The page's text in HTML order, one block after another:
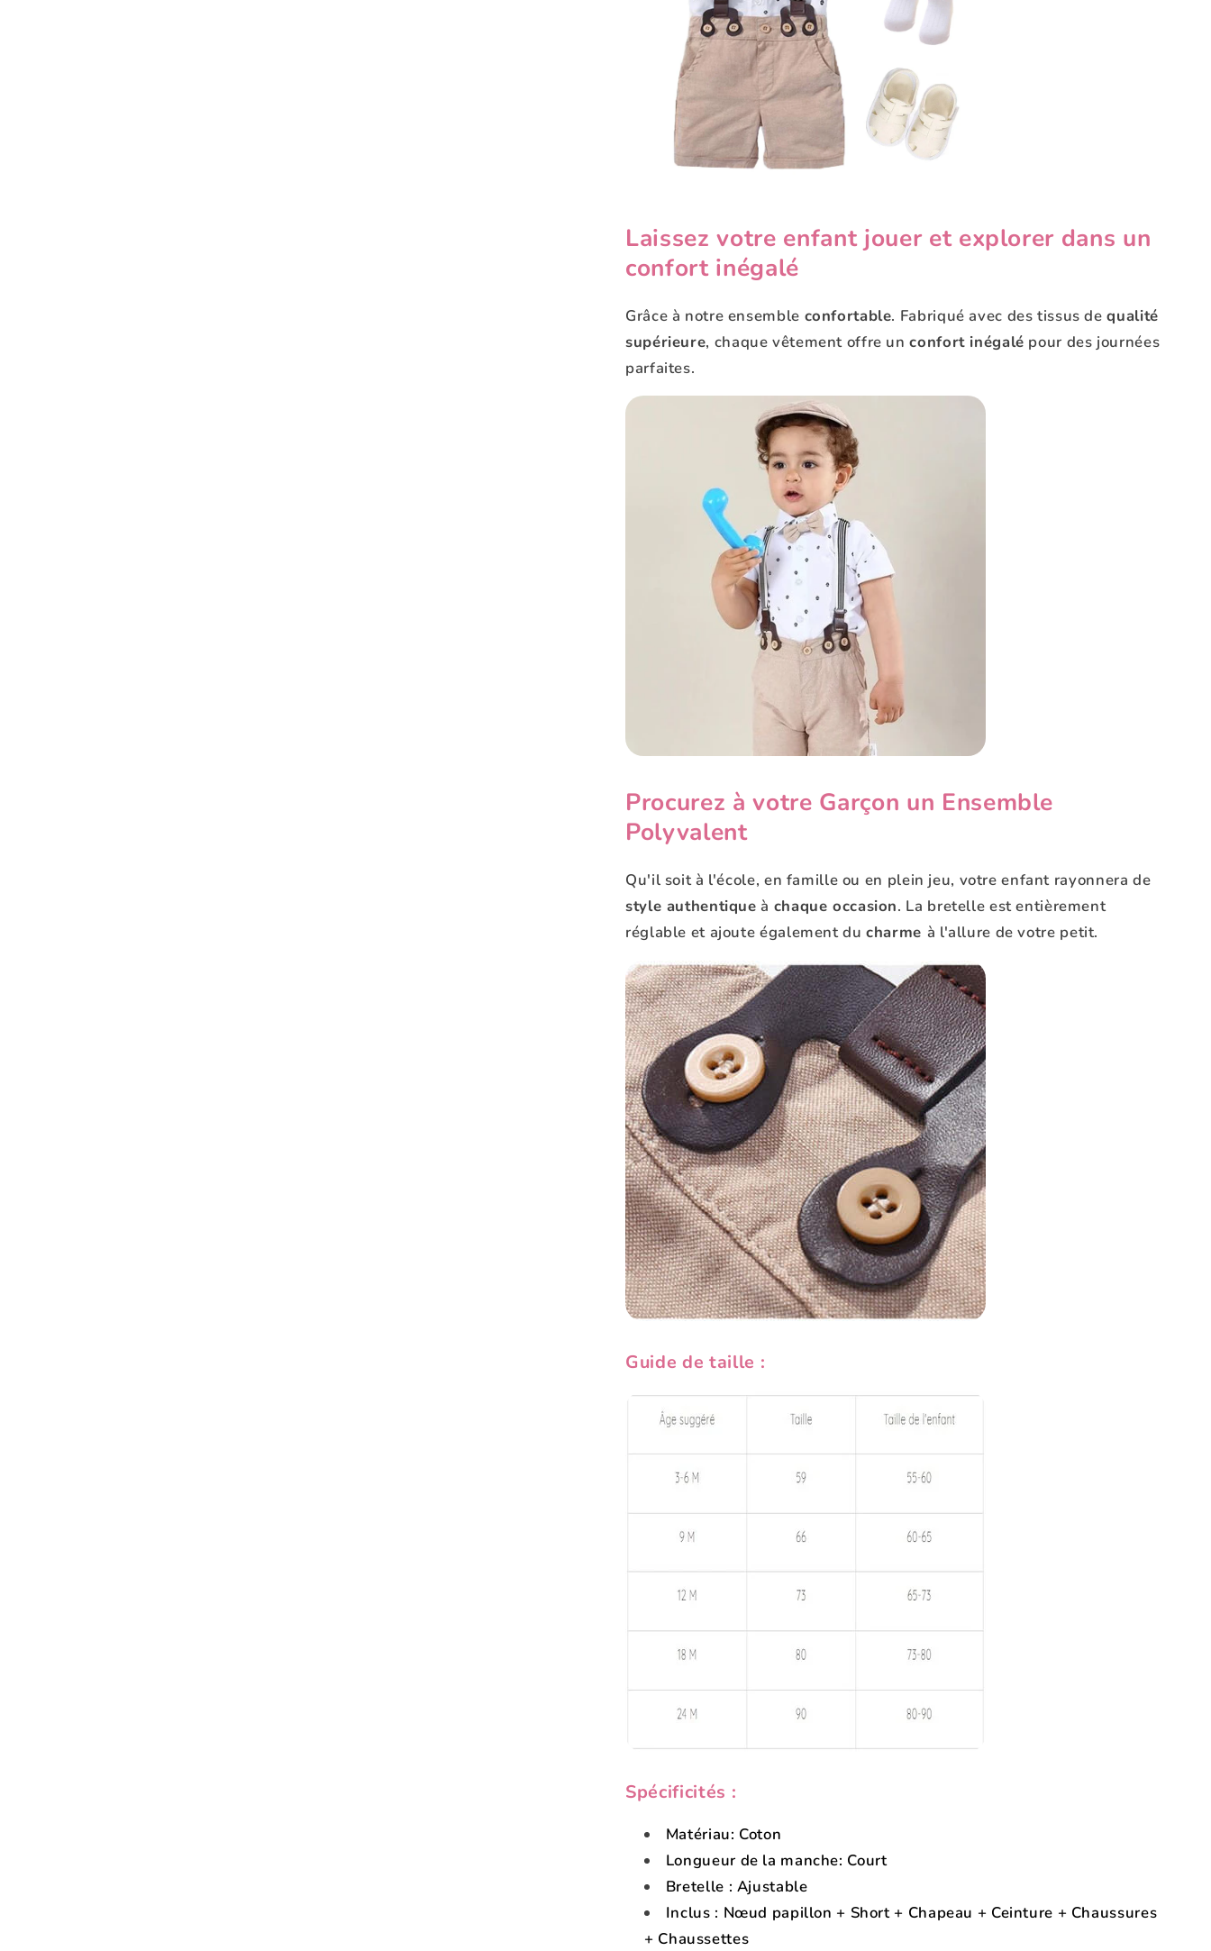
Laissez votre enfant jouer et explorer dans un
confort inégalé
Grâce à notre ensemble confortable. Fabriqué avec des tissus dequalité
supérieure, chaque vêtement offre unconfort inégalé pour des journées
parfaites.
Procurez à votre Garçon un Ensemble
Polyvalent
Qu'il soit à l'école, en famille ou en plein jeu, votre enfant rayonnera de
style authentique à chaque occasion. La bretelle est entièrement
réglable et ajoute également ducharme à l'allure de votre petit.
Guide de taille :
Spécificités :
Matériau: Coton
Longueur de la manche: Court
Bretelle : Ajustable
Inclus : Nœud papillon + Short + Chapeau + Ceinture + Chaussures
+ Chaussettes